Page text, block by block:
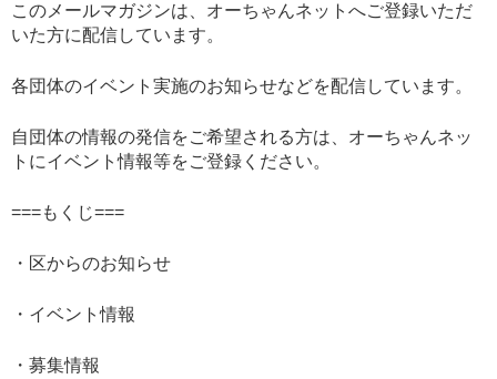
このメールマガジンは、オーちゃんネットへご登録いただ
いた方に配信しています。
各団体のイベント実施のお知らせなどを配信しています。
自団体の情報の発信をご希望される方は、オーちゃんネッ
トにイベント情報等をご登録ください。
===もくじ===
・区からのお知らせ
・イベント情報
・募集情報